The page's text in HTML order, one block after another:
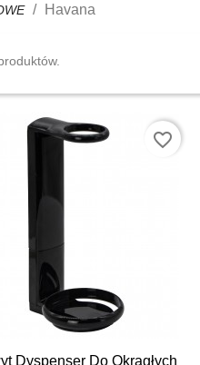
Havana
Dyspenser Do Okrągłych
Szybki podgląd
favorite_border